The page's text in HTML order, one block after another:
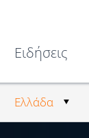
Ειδήσεις
Ελλάδα